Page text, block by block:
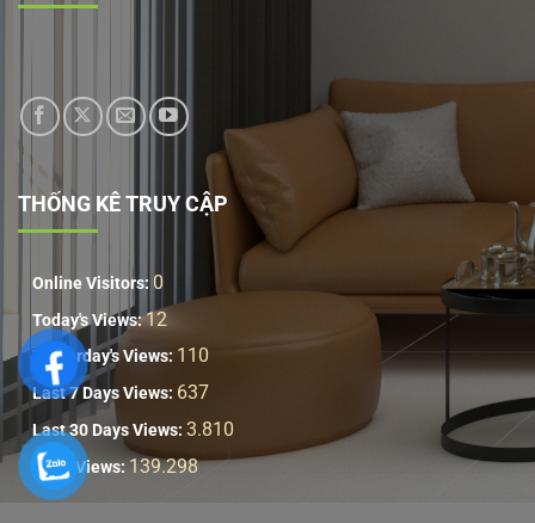
THỐNG KÊ TRUY CẬP
Online Visitors: 0
Today's Views:12
Yesterday's Views: 110
Last 7 Days Views: 637
Last 30 Days Views: 3.810
Total Views: 139.298